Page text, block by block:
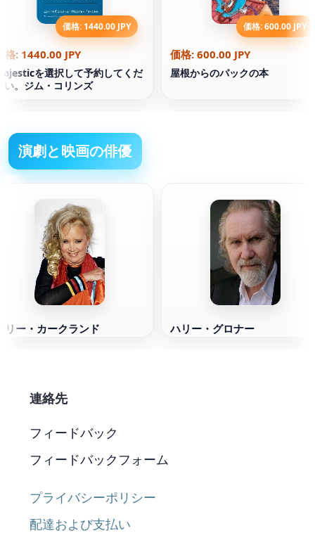
価格: 1440.00 JPY
格: 1440.00 JPY
を選択して予約してくだ
い。ジム・コリンズ
価格: 600.00 JPY
価格: 600.00 JPY
屋根からのパックの本
演劇と映画の俳優
リー・カークランド ハリー・グロナー
連絡先
フィードバック
フィードバックフォーム
プライバシーポリシー
配達および支払い